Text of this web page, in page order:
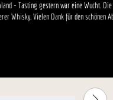
war eine Wucht. Die pure
für den schönen Abend. Bis